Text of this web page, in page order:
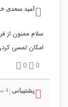
امید سعدی
سلام ممنون از
امکان لمسی
0
0
پشتیبانی | 4 سال پیش